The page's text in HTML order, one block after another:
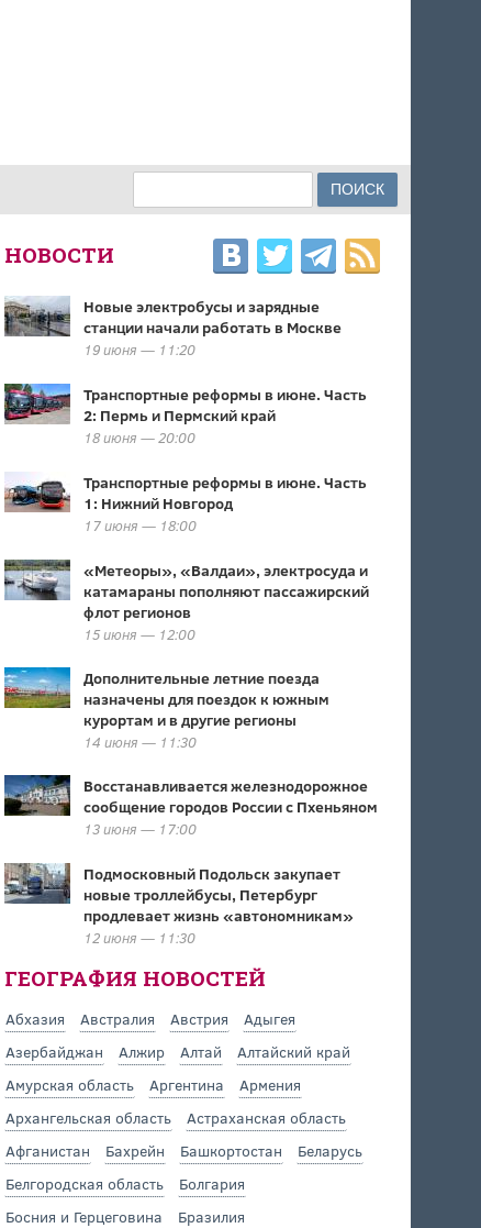
ФОРМА ПОИСКА
НОВОСТИ
Новые электробусы и зарядные
станции начали работать в Москве
19 июня — 11:20
Транспортные реформы в июне. Часть
2: Пермь и Пермский край
18 июня — 20:00
Транспортные реформы в июне. Часть
1: Нижний Новгород
17 июня — 18:00
«Метеоры», «Валдаи», электросуда и
катамараны пополняют пассажирский
флот регионов
15 июня — 12:00
Дополнительные летние поезда
назначены для поездок к южным
курортам и в другие регионы
14 июня — 11:30
Восстанавливается железнодорожное
сообщение городов России с Пхеньяном
13 июня — 17:00
Подмосковный Подольск закупает
новые троллейбусы, Петербург
продлевает жизнь «автономникам»
12 июня — 11:30
ГЕОГРАФИЯ НОВОСТЕЙ
Абхазия Австралия Австрия
Адыгея
Азербайджан
Алжир Алтай
Алтайский край
Амурская область
Аргентина
Армения
Архангельская область
Астраханская область
Афганистан
Бахрейн Башкортостан
Беларусь
Белгородская область
Болгария
Босния и Герцеговина
Бразилия